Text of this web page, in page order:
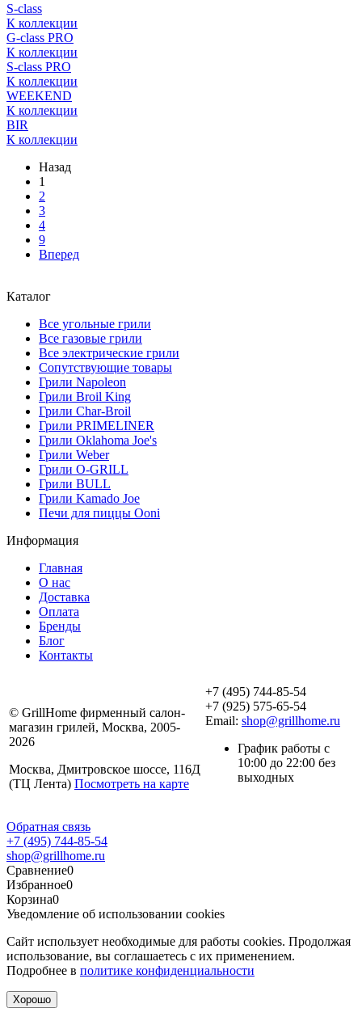
S-class
К коллекции
G-class PRO
К коллекции
S-class PRO
К коллекции
WEEKEND
К коллекции
BIR
К коллекции
Назад
1
2
3
4
9
Вперед
Каталог
Все угольные грили
Все газовые грили
Все электрические грили
Сопутствующие товары
Грили Napoleon
Грили Broil King
Грили Char-Broil
Грили PRIMELINER
Грили Oklahoma Joe's
Грили Weber
Грили O-GRILL
Грили BULL
Грили Kamado Joe
Печи для пиццы Ooni
Информация
Главная
О нас
Доставка
Оплата
Бренды
Блог
Контакты
© GrillHome фирменный салон-
магазин грилей, Москва, 2005-
2026
Москва, Дмитровское шоссе, 116Д
(ТЦ Лента) Посмотреть на карте
+7 (495) 744-85-54
+7 (925) 575-65-54
Email: shop@grillhome.ru
График работы с
10:00 до 22:00 без
выходных
Обратная связь
+7 (495) 744-85-54
shop@grillhome.ru
Сравнение0
Избранное0
Корзина0
Уведомление об использовании cookies
Сайт использует необходимые для работы cookies. Продолжая
использование, вы соглашаетесь с их применением.
Подробнее в политике конфиденциальности
Хорошо